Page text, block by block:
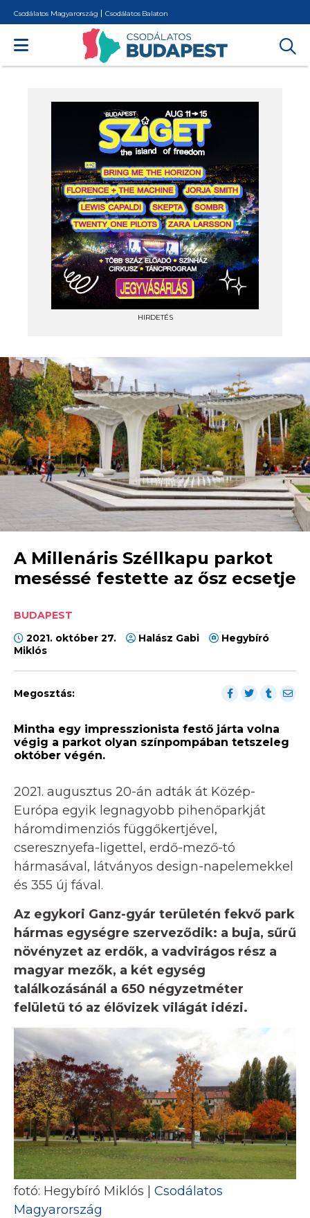
Csodálatos Magyarország Csodálatos Balaton
HIRDETÉS
A Millenáris Széllkapu parkot
meséssé festette az ősz ecsetje
BUDAPEST
2021. október 27.
Halász Gabi
Hegybíró
Miklós
Megosztás:
Mintha egy impresszionista festő járta volna
végig a parkot olyan színpompában tetszeleg
október végén.
2021. augusztus 20-án adták át Közép-
Európa egyik legnagyobb pihenőparkját
háromdimenziós függőkertjével,
cseresznyefa-ligettel, erdő-mező-tó
hármasával, látványos design-napelemekkel
és 355 új fával.
Az egykori Ganz-gyár területén fekvő park
hármas egységre szerveződik: a buja, sűrű
növényzet az erdők, a vadvirágos rész a
magyar mezők, a két egység
találkozásánál a 650 négyzetméter
felületű tó az élővizek világát idézi.
fotó: Hegybíró Miklós | Csodálatos
Magyarország